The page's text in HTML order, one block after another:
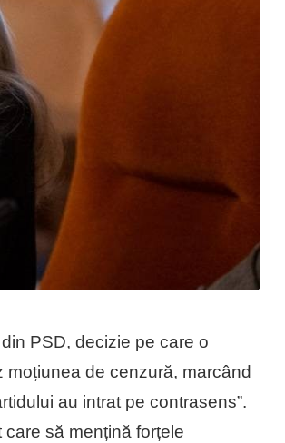
PSD, decizie pe care o
de cenzură, marcând
au intrat pe contrasens”.
să mențină forțele